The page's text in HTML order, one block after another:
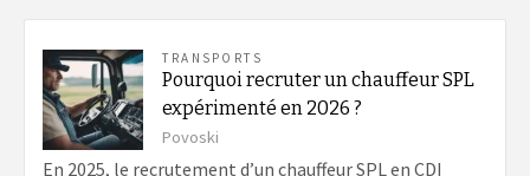
TRANSPORTS
Pourquoi recruter un chauffeur SPL
expérimenté en 2026 ?
Povoski
En 2025, le recrutement d’un chauffeur SPL en CDI